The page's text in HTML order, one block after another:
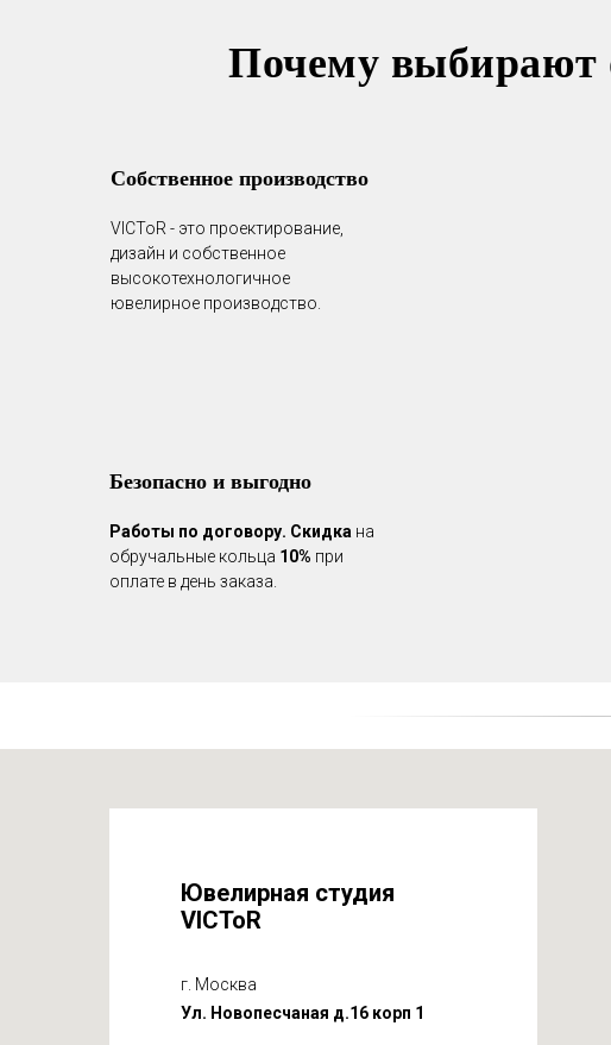
VICToR - это проектирование,
дизайн и собственное
высокотехнологичное
ювелирное производство.
Работы по договору. Скидка на
обручальные кольца 10% при
оплате в день заказа.
Собственное производство
Безопасно и выгодно
Почему выбирают
Ювелирная студия
VICToR
г. Москва
Ул. Новопесчаная д.16 корп 1